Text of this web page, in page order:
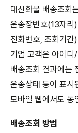
대신화물 배송조회
운송장번호(13자리
전화번호, 조회기간
기업 고객은 아이
배송조회 결과에는
운송상태 등이 표시
모바일 웹에서도 동
배송조회 방법